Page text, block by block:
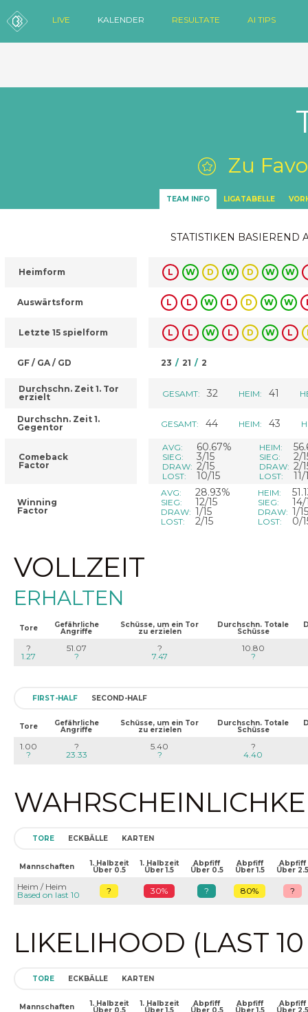
LIVE KALENDER RESULTATE AI TIPS
Zu
TEAM INFO LIGATABELLE
STATISTIKEN BASIEREND
Heimform
Auswärtsform
Letzte 15 spielform
GF / GA / GD
Durchschn. Zeit 1. Tor
erzielt
Durchschn. Zeit 1.
Gegentor
Comeback
Factor
Winning
Factor
L W D W D W W
L L W L D W W
L L W L D W L
23 / 21 / 2
GESAMT: 32 HEIM: 41
GESAMT: 44 HEIM: 43
AVG: 60.67%
SIEG: 3/15
DRAW: 2/15
LOST: 10/15
HEIM:
SIEG: 2/
DRAW: 2/
LOST: 11/
AVG: 28.93%
SIEG: 12/15
DRAW: 1/15
LOST: 2/15
HEIM:
SIEG: 14/
DRAW: 1/15
LOST: 0/
VOLLZEIT
ERHALTEN
Tore Gefährliche
Angriffe
Schüsse, um ein Tor
zu erzielen
Durchschn. Totale
Schüsse
?
1.27
51.07
?
?
7.47
10.80
?
FIRST-HALF SECOND-HALF
Tore Gefährliche
Angriffe
Schüsse, um ein Tor
zu erzielen
Durchschn. Totale
Schüsse
1.00
?
?
23.33
5.40
?
?
4.40
TORE ECKBÄLLE KARTEN
Mannschaften 1. Halbzeit
Über 0.5
1. Halbzeit
Über 1.5
Abpfiff
Über 0.5
Abpfiff
Über 1.5
Abpfiff
Über 2.5
Heim / Heim
Based on last 10
? 30% ? 80% ?
LIKELIHOOD (LAST
TORE ECKBÄLLE KARTEN
Mannschaften 1. Halbzeit 1. Halbzeit Abpfiff Abpfiff Abpfiff